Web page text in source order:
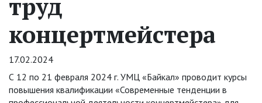
труд
концертмейстера
17.02.2024
С 12 по 21 февраля 2024 г. УМЦ «Байкал» проводит курсы
повышения квалификации «Современные тенденции в